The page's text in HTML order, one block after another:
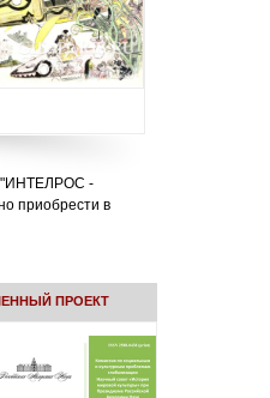
"ИНТЕЛРОС -
приобрести в
ПРОЕКТ